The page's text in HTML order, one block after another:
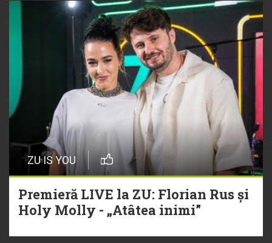
ZU IS YOU
Premieră LIVE la ZU: Florian Rus și
Holy Molly - „Atâtea inimi”